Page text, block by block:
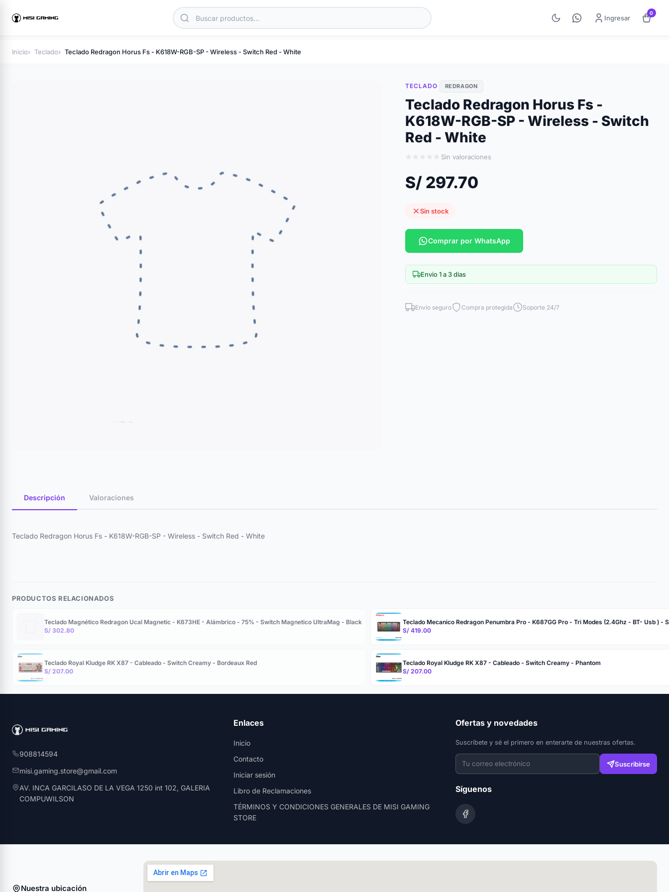
Ingresar
0
Inicio Teclado Teclado Redragon Horus Fs - K618W-RGB-SP - Wireless - Switch Red - White
TECLADO REDRAGON
Teclado Redragon Horus Fs -
K618W-RGB-SP - Wireless - Switch
Red - White
Sin valoraciones
S/ 297.70
Sin stock
Comprar por WhatsApp
Envio 1 a 3 dias
Envío seguro Compra protegida Soporte 24/7
Descripción Valoraciones
Teclado Redragon Horus Fs - K618W-RGB-SP - Wireless - Switch Red - White
PRODUCTOS RELACIONADOS
Teclado Magnético Redragon Ucal Magnetic - K673HE - Alámbrico - 75% - Switch Magnetico UltraMag - Black
S/ 302.80
Teclado Mecanico Redragon Penumbra Pro - K687GG Pro - Tri Modes (2.4Ghz - BT- Usb ) -
S/ 419.00
Teclado Royal Kludge RK X87 - Cableado - Switch Creamy - Bordeaux Red
S/ 207.00
Teclado Royal Kludge RK X87 - Cableado - Switch Creamy - Phantom
S/ 207.00
908814594
misi.gaming.store@gmail.com
AV. INCA GARCILASO DE LA VEGA 1250 int 102, GALERIA
COMPUWILSON
Enlaces
Inicio
Contacto
Iniciar sesión
Libro de Reclamaciones
TÉRMINOS Y CONDICIONES GENERALES DE MISI GAMING
STORE
Ofertas y novedades
Suscríbete y sé el primero en enterarte de nuestras ofertas.
Suscribirse
Síguenos
Nuestra ubicación